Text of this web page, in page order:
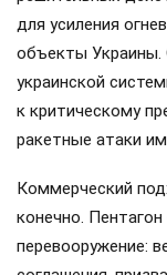
для усиления
объекты Украины.
украинской
к критическому
ракетные атаки
Коммерческий
конечно. Пентагон
перевооружение: